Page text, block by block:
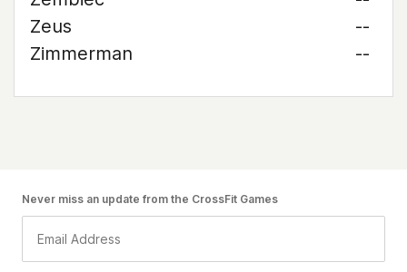
Zeus
--
Zimmerman
--
Never miss an update from the CrossFit Games